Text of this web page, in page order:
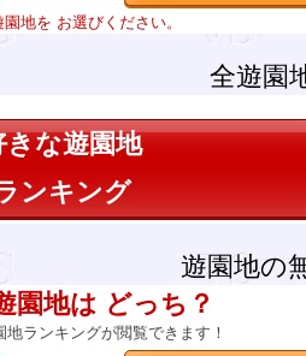
地を お選びください。
全遊園
きな遊園地
ンキング
遊園地の
園地は どっち？
地ランキングが閲覧できます！